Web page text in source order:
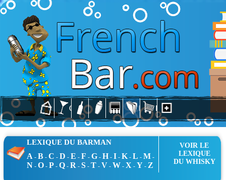
LEXIQUE DU BARMAN
A - B - C - D - E - F - G - H- I - K- L - M -
N - O - P - Q - R - S - T - V - W - X - Y - Z
VOIR LE
LEXIQUE
DU WHISKY